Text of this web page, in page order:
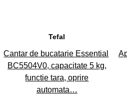
Tefal
Cantar de bucatarie Essential
BC5504V0, capacitate 5 kg,
functie tara, oprire
automata…